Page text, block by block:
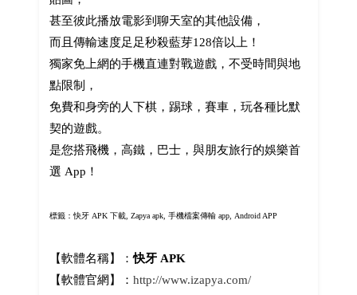
甚至彼此播放電影到聊天室的其他設備，
而且傳輸速度足足秒殺藍芽128倍以上！
獨家免上網的手機直連對戰遊戲，不受時間與地
點限制，
免費和身旁的人下棋，踢球，賽車，玩各種比默
契的遊戲。
是您搭飛機，高鐵，巴士，與朋友旅行的娛樂首
選 App！
標籤： 快牙 APK 下載, Zapya apk, 手機檔案傳輸 app, Android APP
【軟體名稱】：快牙 APK
【軟體官網】： http://www.izapya.com/